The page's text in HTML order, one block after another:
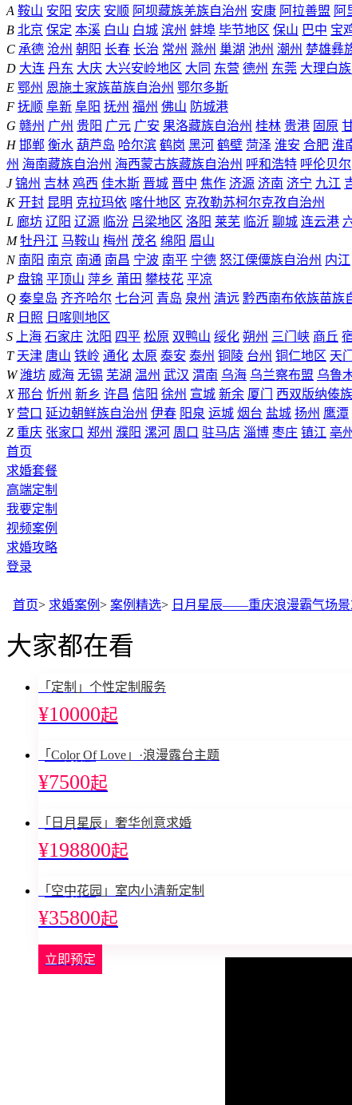
A 鞍山 安阳 安庆 安顺 阿坝藏族羌族自治州 安康 阿拉善盟 阿
B 北京 保定 本溪 白山 白城 滨州 蚌埠 毕节地区 保山 巴中 宝
C 承德 沧州 朝阳 长春 长治 常州 滁州 巢湖 池州 潮州 楚雄彝
D 大连 丹东 大庆 大兴安岭地区 大同 东营 德州 东莞 大理白
E 鄂州 恩施土家族苗族自治州 鄂尔多斯
F 抚顺 阜新 阜阳 抚州 福州 佛山 防城港
G 赣州 广州 贵阳 广元 广安 果洛藏族自治州 桂林 贵港 固原
H 邯郸 衡水 葫芦岛 哈尔滨 鹤岗 黑河 鹤壁 菏泽 淮安 合肥 淮
州 海南藏族自治州 海西蒙古族藏族自治州 呼和浩特 呼伦贝尔
J 锦州 吉林 鸡西 佳木斯 晋城 晋中 焦作 济源 济南 济宁 九江
K 开封 昆明 克拉玛依 喀什地区 克孜勒苏柯尔克孜自治州
L 廊坊 辽阳 辽源 临汾 吕梁地区 洛阳 莱芜 临沂 聊城 连云港
M 牡丹江 马鞍山 梅州 茂名 绵阳 眉山
N 南阳 南京 南通 南昌 宁波 南平 宁德 怒江傈僳族自治州 内江
P 盘锦 平顶山 萍乡 莆田 攀枝花 平凉
Q 秦皇岛 齐齐哈尔 七台河 青岛 泉州 清远 黔西南布依族苗族
R 日照 日喀则地区
S
上海 石家庄 沈阳 四平 松原 双鸭山 绥化 朔州 三门峡 商丘
T 天津 唐山 铁岭 通化 太原 泰安 泰州 铜陵 台州 铜仁地区 天门
W 潍坊 威海 无锡 芜湖 温州 武汉 渭南 乌海 乌兰察布盟 乌鲁
X 邢台 忻州 新乡 许昌 信阳 徐州 宣城 新余 厦门 西双版纳傣
Y 营口 延边朝鲜族自治州 伊春 阳泉 运城 烟台 盐城 扬州 鹰潭
Z 重庆 张家口 郑州 濮阳 漯河 周口 驻马店 淄博 枣庄 镇江 亳州
首页
求婚套餐
高端定制
我要定制
视频案例
求婚攻略
登录
首页> 求婚案例 > 案例精选> 日月星辰——重庆浪漫霸气场景
大家都在看
「定制」个性定制服务
¥10000起
立即预定
「Color Of Love」·浪漫露台主题
¥7500起
立即预定
「日月星辰」奢华创意求婚
¥198800起
立即预定
「空中花园」室内小清新定制
¥35800起
立即预定